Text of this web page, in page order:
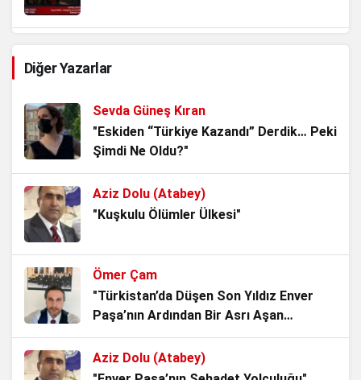
mücadele…Yersen
TBMM’nin Yok Hükmü
1 ay önce
AKP’li Başkan Tek Bir Demeci ile 6
3 ay önce
Bu, Düzen ile Düzülenin oyunu! Akademik
Rapor
ALMAN VAKIFLARI VE GİZLİ
Diğer Yazarlar
Sevda Güneş Kıran
"Eskiden “Türkiye Kazandı” Derdik… Peki
Şimdi Ne Oldu?"
Aziz Dolu (Atabey)
"Kuşkulu Ölümler Ülkesi"
Ömer Çam
"Türkistan’da Düşen Son Yıldız Enver
Paşa’nın Ardından Bir Asrı Aşan
Sessizlik"
Aziz Dolu (Atabey)